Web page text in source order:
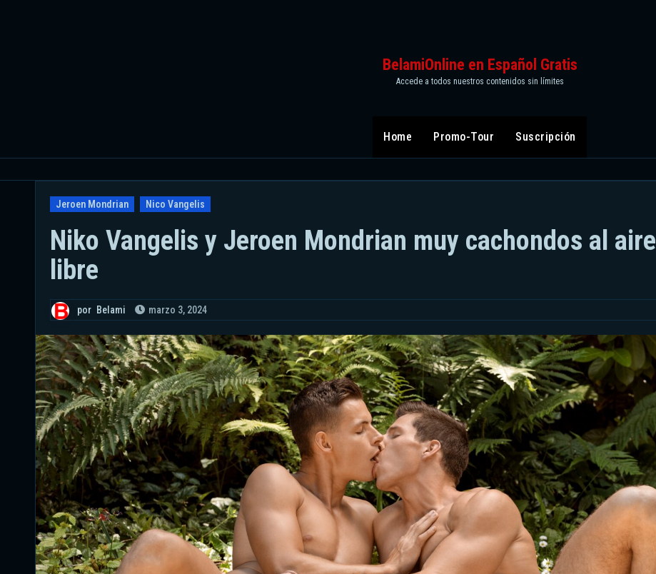
BelamiOnline en Español Gratis
Accede a todos nuestros contenidos sin límites
Home Promo-Tour Suscripción
Jeroen Mondrian Nico Vangelis
Niko Vangelis y Jeroen Mondrian muy cachondos al aire
libre
por Belami marzo 3, 2024